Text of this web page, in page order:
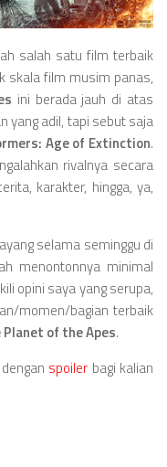
salah satu film terbaik
skala film musim panas,
ini berada jauh di atas
yang adil, tapi sebut saja
Age of Extinction.
rivalnya secara
karakter, hingga, ya,
selama seminggu di
menontonnya minimal
opini saya yang serupa,
momen/bagian terbaik
of the Apes.
spoiler bagi kalian